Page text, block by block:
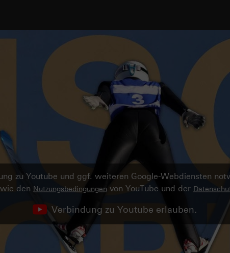
zu Youtube und ggf. weiteren Google-Webdiensten
den Nutzungsbedingungen von YouTube und der
Verbindung zu Youtube erlauben.